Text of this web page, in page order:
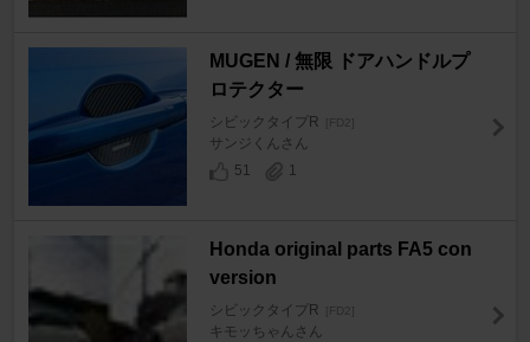
MUGEN / 無限 ドアハンドルプ
ロテクター
シビックタイプR [FD2]
サンジくんさん
51
1
Honda original parts FA5 con
version
シビックタイプR [FD2]
キモッちゃんさん